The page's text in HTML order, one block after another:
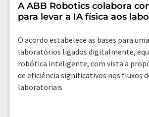
A ABB Robotics colabora
para levar a IA física aos
O acordo estabelece as bases para
laboratórios ligados digitalmente,
robótica inteligente, com vista a
de eficiência significativos nos fluxos
laboratoriais